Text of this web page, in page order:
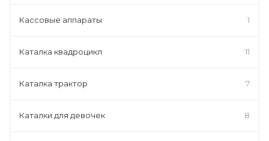
Кассовые аппараты 1
Каталка квадроцикл 11
Каталка трактор 7
Каталки для девочек 8